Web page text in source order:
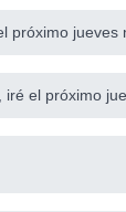
próximo jueves
el próximo